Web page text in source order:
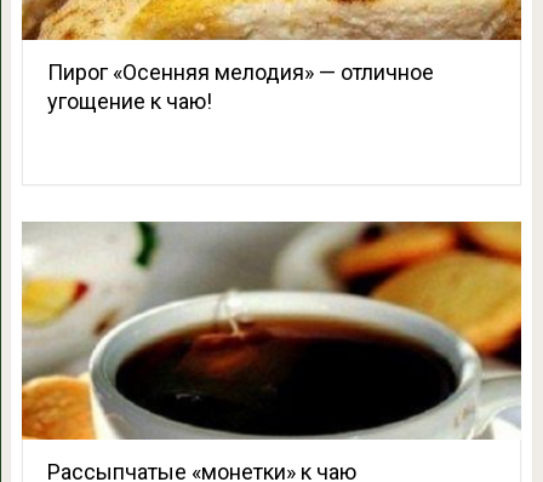
Пирог «Осенняя мелодия» — отличное
угощение к чаю!
Рассыпчатые «монетки» к чаю